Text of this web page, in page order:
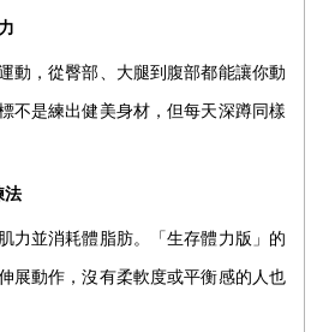
動，從臀部、大腿到腹部都能讓你動
不是練出健美身材，但每天深蹲同樣
法
力並消耗體脂肪。「生存體力版」的
展動作，沒有柔軟度或平衡感的人也